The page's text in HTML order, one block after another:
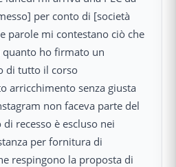
per conto di [società
parole mi contestano ciò che
ho firmato un
di tutto il corso
arricchimento senza giusta
non faceva parte del
recesso è escluso nei
per fornitura di
respingono la proposta di